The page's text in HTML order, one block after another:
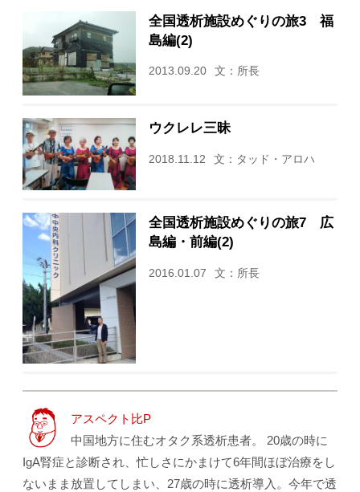
全国透析施設めぐりの旅3 福
島編(2)
2013.09.20 文：所長
ウクレレ三昧
2018.11.12 文：タッド・アロハ
全国透析施設めぐりの旅7 広
島編・前編(2)
2016.01.07 文：所長
アスペクト比P
中国地方に住むオタク系透析患者。 20歳の時に
IgA腎症と診断され、忙しさにかまけて6年間ほぼ治療をし
ないまま放置してしまい、27歳の時に透析導入。今年で透